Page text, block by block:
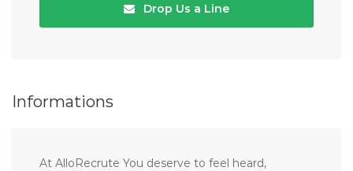
Drop Us a Line
Informations
At AlloRecrute You deserve to feel heard,